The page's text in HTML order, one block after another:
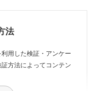
法
用した検証・アンケー
方法によってコンテン